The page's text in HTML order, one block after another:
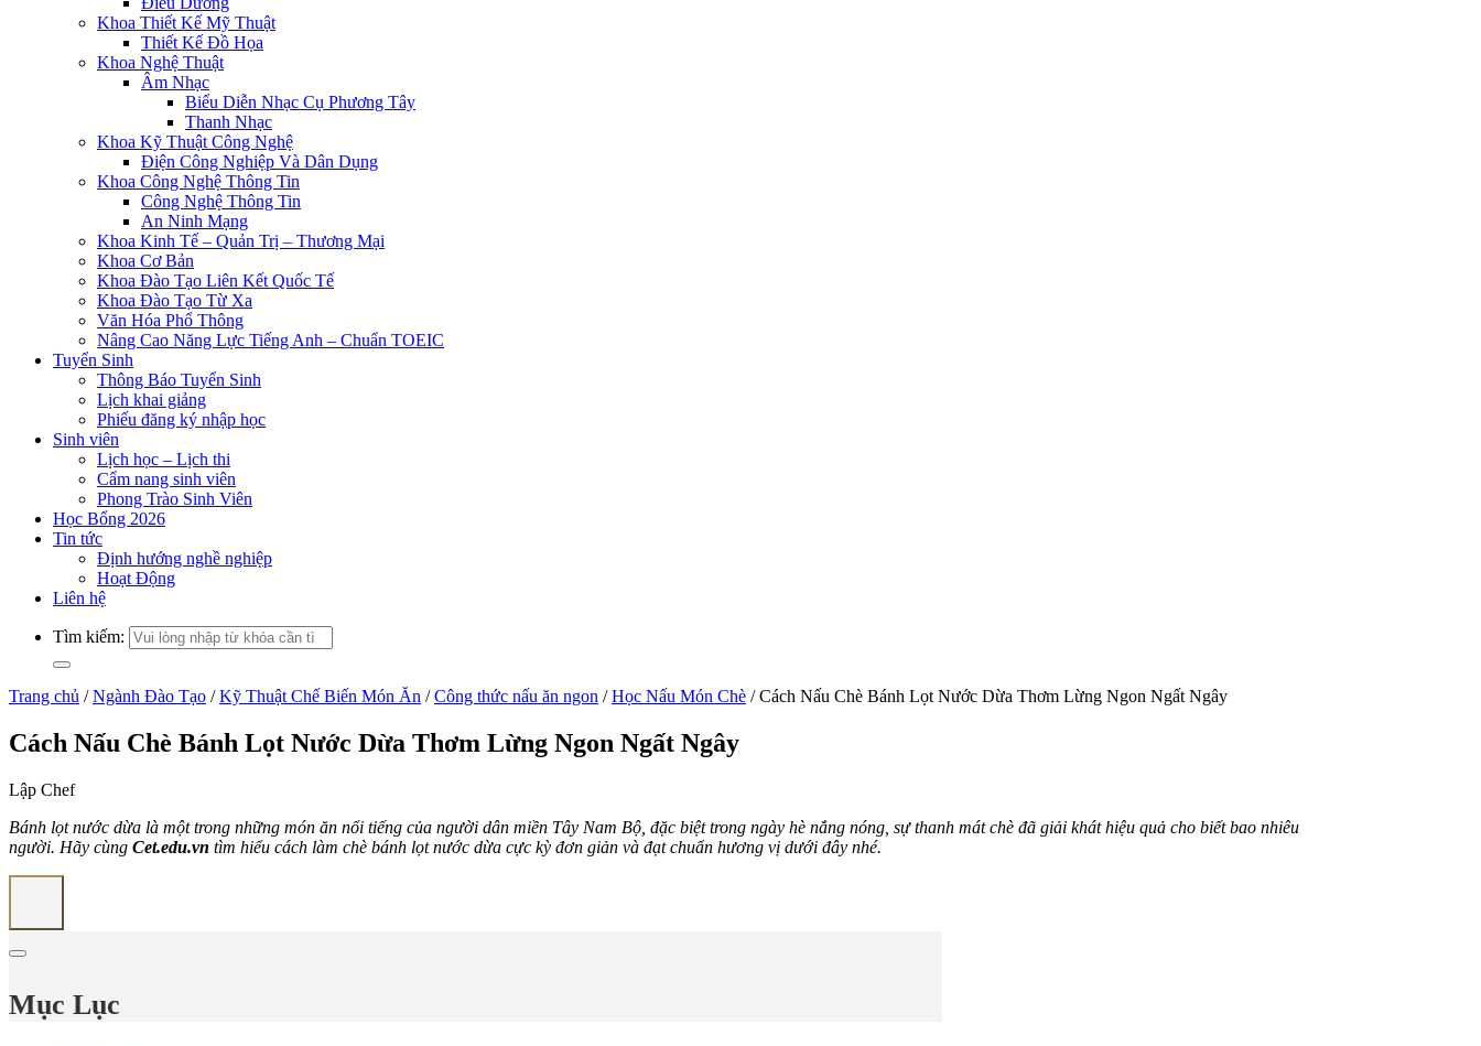
Khoa Thiết Kế Mỹ Thuật
Thiết Kế Đồ Họa
Khoa Nghệ Thuật
Âm Nhạc
Biểu Diễn Nhạc Cụ Phương Tây
Thanh Nhạc
Khoa Kỹ Thuật Công Nghệ
Điện Công Nghiệp Và Dân Dụng
Khoa Công Nghệ Thông Tin
Công Nghệ Thông Tin
An Ninh Mạng
Khoa Kinh Tế – Quản Trị – Thương Mại
Khoa Cơ Bản
Khoa Đào Tạo Liên Kết Quốc Tế
Khoa Đào Tạo Từ Xa
Văn Hóa Phổ Thông
Nâng Cao Năng Lực Tiếng Anh – Chuẩn TOEIC
Tuyển Sinh
Thông Báo Tuyển Sinh
Lịch khai giảng
Phiếu đăng ký nhập học
Sinh viên
Lịch học – Lịch thi
Cẩm nang sinh viên
Phong Trào Sinh Viên
Học Bổng 2026
Tin tức
Định hướng nghề nghiệp
Hoạt Động
Liên hệ
Tìm kiếm:
Trang chủ / Ngành Đào Tạo / Kỹ Thuật Chế Biến Món Ăn / Công thức nấu ăn ngon / Học Nấu Món Chè / Cách Nấu Chè Bánh Lọt Nước Dừa Thơm Lừng Ngon Ngất Ngây
Cách Nấu Chè Bánh Lọt Nước Dừa Thơm Lừng Ngon Ngất Ngây
Lập Chef
Bánh lọt nước dừa là một trong những món ăn nổi tiếng của người dân miền Tây Nam Bộ, đặc biệt trong ngày hè nắng nóng, sự thanh mát chè đã giải khát hiệu quả cho biết bao nhiêu
người. Hãy cùng Cet.edu.vn tìm hiểu cách làm chè bánh lọt nước dừa cực kỳ đơn giản và đạt chuẩn hương vị dưới đây nhé.
Mục Lục